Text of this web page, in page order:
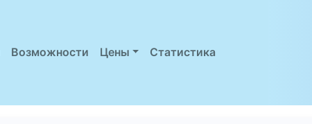
Возможности Цены Статистика